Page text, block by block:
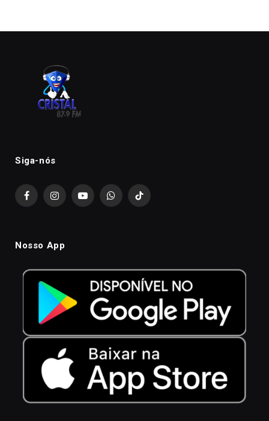
Siga-nós
FacebookInstagramYouTubeWhatsAppTikTok
Nosso App